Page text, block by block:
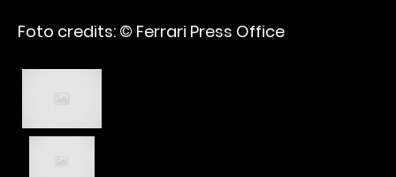
Foto credits: © Ferrari Press Office